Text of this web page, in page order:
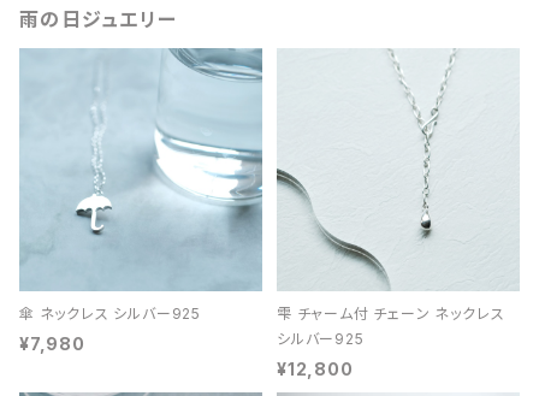
雨の日ジュエリー
傘 ネックレス シルバー925
¥7,980
雫 チャーム付 チェーン ネックレス
シルバー925
¥12,800